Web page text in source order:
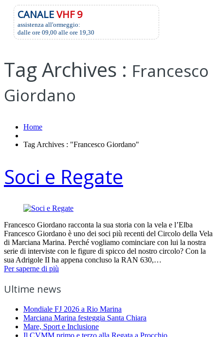
CANALEVHF 9
assistenza all'ormeggio:
dalle ore 09,00 alle ore 19,30
Tag Archives : Francesco
Giordano
Home
Tag Archives : "Francesco Giordano"
Soci e Regate
Francesco Giordano racconta la sua storia con la vela e l’Elba
Francesco Giordano è uno dei soci più recenti del Circolo della Vela
di Marciana Marina. Perché vogliamo cominciare con lui la nostra
serie di interviste con le figure di spicco del nostro circolo? Con la
sua Adrigole II ha appena concluso la RAN 630,…
Per saperne di più
Ultime news
Mondiale FJ 2026 a Rio Marina
Marciana Marina festeggia Santa Chiara
Mare, Sport e Inclusione
Il CVMM primo e terzo alla Regata a Procchio